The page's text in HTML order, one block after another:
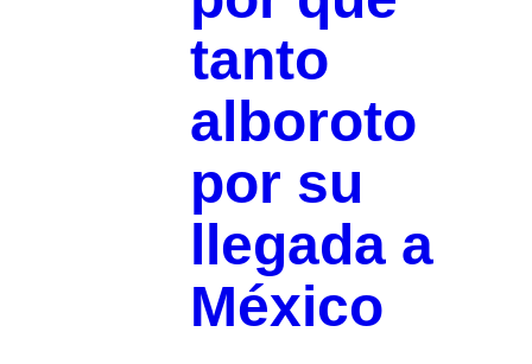
tanto
alboroto
por su
llegada a
México